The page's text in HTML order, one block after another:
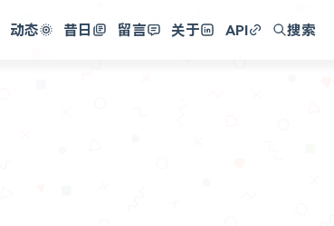
动态 昔日 留言 关于 API 搜索